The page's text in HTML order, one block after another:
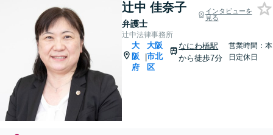
辻中 佳奈子
弁護士
インタビューを
見る
辻中法律事務所
大
阪
府
|
大阪
市北
区
なにわ橋駅
から徒歩7分
営業時間：本
日定休日